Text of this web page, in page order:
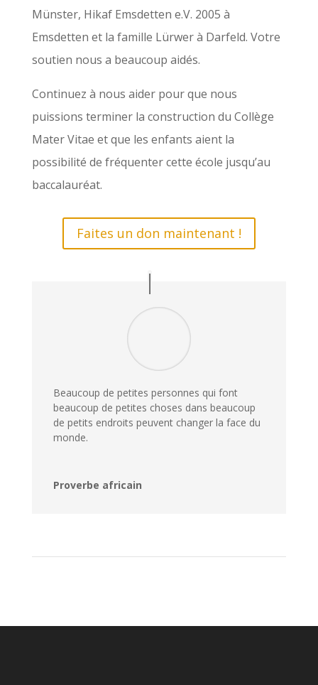
Münster, Hikaf Emsdetten e.V. 2005 à
Emsdetten et la famille Lürwer à Darfeld. Votre
soutien nous a beaucoup aidés.
Continuez à nous aider pour que nous
puissions terminer la construction du Collège
Mater Vitae et que les enfants aient la
possibilité de fréquenter cette école jusqu’au
baccalauréat.
Faites un don maintenant !
Beaucoup de petites personnes qui font
beaucoup de petites choses dans beaucoup
de petits endroits peuvent changer la face du
monde.
Proverbe africain